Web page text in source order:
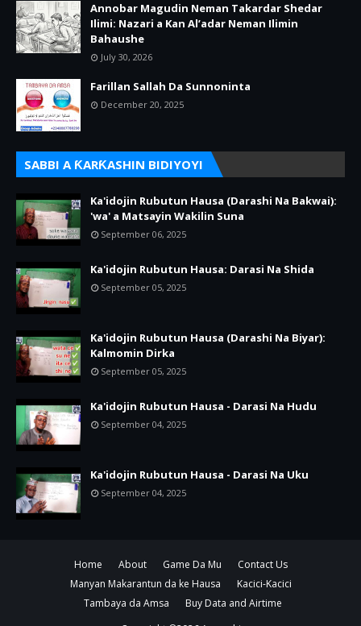
Annobar Magudin Neman Takardar Shedar
Ilimi: Nazari a Kan Al’adar Neman Ilimin
Bahaushe
July 30, 2026
Farillan Sallah Da Sunnoninta
December 20, 2025
SABBI A ƘARƘASHIN BIDIYOYI
Ka'idojin Rubutun Hausa (Darashi Na Bakwai):
'wa' a Matsayin Wakilin Suna
September 06, 2025
Ka'idojin Rubutun Hausa: Darasi Na Shida
September 05, 2025
Ka'idojin Rubutun Hausa (Darashi Na Biyar):
Kalmomin Dirka
September 05, 2025
Ka'idojin Rubutun Hausa - Darasi Na Hudu
September 04, 2025
Ka'idojin Rubutun Hausa - Darasi Na Uku
September 04, 2025
Home About Game Da Mu
Contact Us
Manyan Makarantun da ke Hausa
Kacici-Kacici
Tambaya da Amsa
Buy Data and Airtime